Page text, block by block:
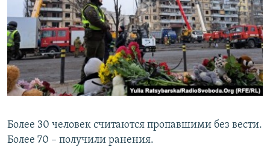
Более 30 человек считаются пропавшими без вести.
Более 70 – получили ранения.